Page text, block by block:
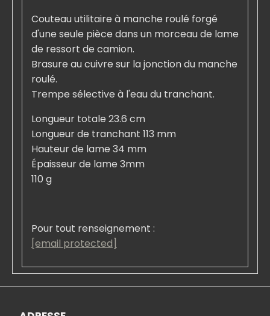
Couteau utilitaire à manche roulé forgé
d'une seule pièce dans un morceau de lame
de ressort de camion.
Brasure au cuivre sur la jonction du manche
roulé.
Trempe sélective à l'eau du tranchant.
Longueur totale 23.6 cm
Longueur de tranchant 113 mm
Hauteur de lame 34 mm
Épaisseur de lame 3mm
110 g
Pour tout renseignement :
[email protected]